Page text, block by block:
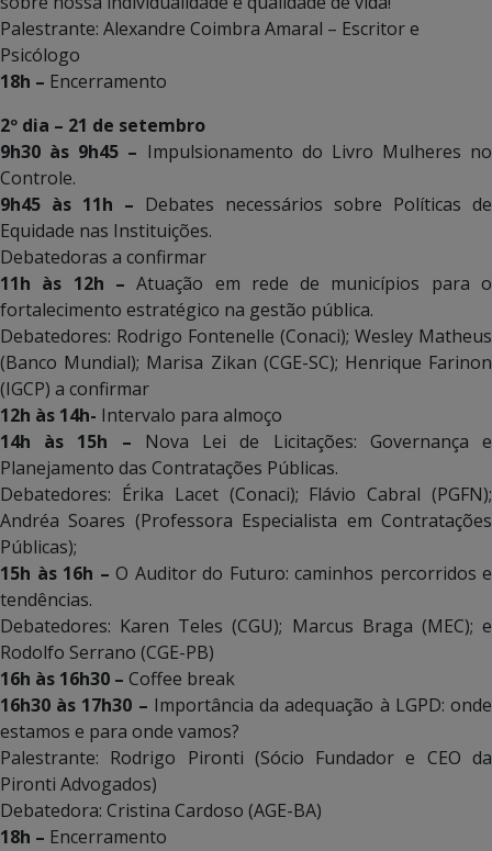
Palestrante: Alexandre Coimbra Amaral – Escritor e
Psicólogo
18h – Encerramento
2º dia – 21 de setembro
9h30 às 9h45 – Impulsionamento do Livro Mulheres no
Controle.
9h45 às 11h – Debates necessários sobre Políticas de
Equidade nas Instituições.
Debatedoras a confirmar
11h às 12h – Atuação em rede de municípios para o
fortalecimento estratégico na gestão pública.
Debatedores: Rodrigo Fontenelle (Conaci); Wesley Matheus
(Banco Mundial); Marisa Zikan (CGE-SC); Henrique Farinon
(IGCP) a confirmar
12h às 14h- Intervalo para almoço
14h às 15h – Nova Lei de Licitações: Governança e
Planejamento das Contratações Públicas.
Debatedores: Érika Lacet (Conaci); Flávio Cabral (PGFN);
Andréa Soares (Professora Especialista em Contratações
Públicas);
15h às 16h – O Auditor do Futuro: caminhos percorridos e
tendências.
Debatedores: Karen Teles (CGU); Marcus Braga (MEC); e
Rodolfo Serrano (CGE-PB)
16h às 16h30 – Coffee break
16h30 às 17h30 – Importância da adequação à LGPD: onde
estamos e para onde vamos?
Palestrante: Rodrigo Pironti (Sócio Fundador e CEO da
Pironti Advogados)
Debatedora: Cristina Cardoso (AGE-BA)
18h – Encerramento